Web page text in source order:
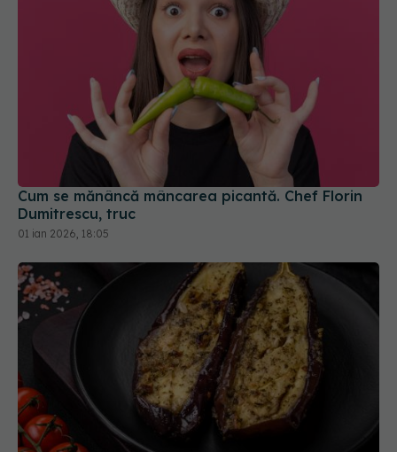
Cum se mănâncă mâncarea picantă. Chef Florin
Dumitrescu, truc
01 ian 2026, 18:05
Trucul simplu care face vinetele mult mai ușor de
curățat